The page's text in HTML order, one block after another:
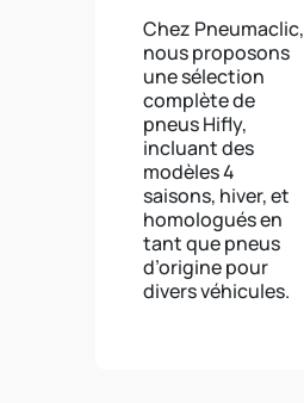
Chez Pneumaclic,
nous proposons
une sélection
complète de
pneus Hifly,
incluant des
modèles 4
saisons, hiver, et
homologués en
tant que pneus
d’origine pour
divers véhicules.